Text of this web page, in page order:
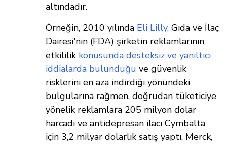
altındadır.
Örneğin, 2010 yılında Eli Lilly, Gıda ve İlaç
Dairesi'nin (FDA) şirketin reklamlarının
etkililik konusunda desteksiz ve yanıltıcı
iddialarda bulunduğu ve güvenlik
risklerini en aza indirdiği yönündeki
bulgularına rağmen, doğrudan tüketiciye
yönelik reklamlara 205 milyon dolar
harcadı ve antidepresan ilacı Cymbalta
için 3,2 milyar dolarlık satış yaptı. Merck,